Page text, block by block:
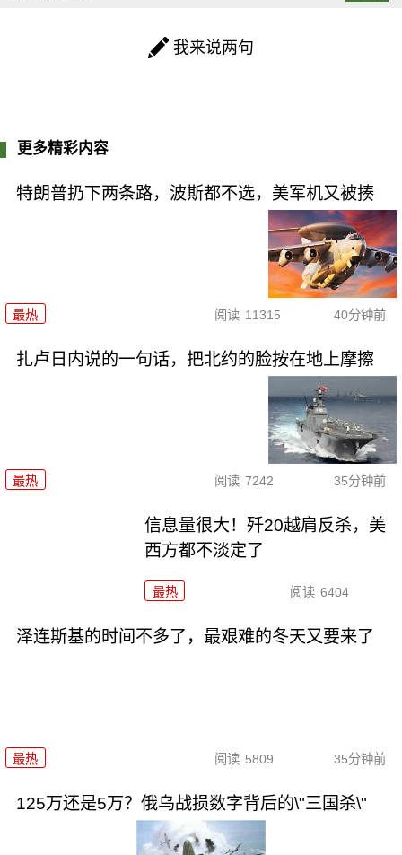
我来说两句
更多精彩内容
特朗普扔下两条路，波斯都不选，美军机又被揍
最热 阅读 11315 40分钟前
扎卢日内说的一句话，把北约的脸按在地上摩擦
最热 阅读 7242 35分钟前
信息量很大！歼20越肩反杀，美
西方都不淡定了
最热 阅读 6404
泽连斯基的时间不多了，最艰难的冬天又要来了
最热 阅读 5809 35分钟前
125万还是5万？俄乌战损数字背后的\"三国杀\"